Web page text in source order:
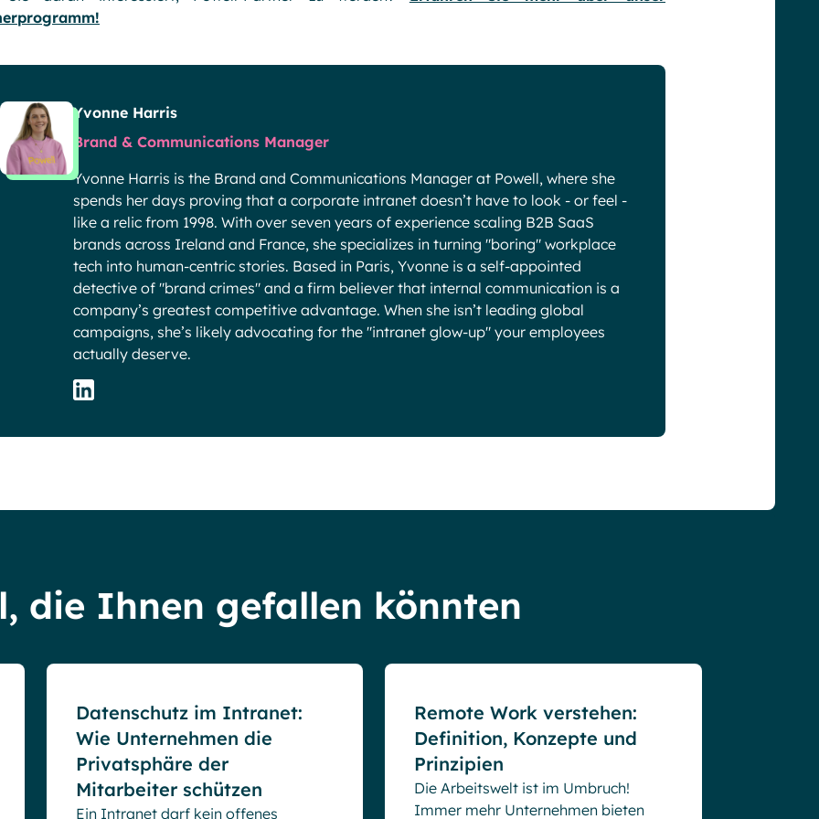
Yvonne Harris
Brand & Communications Manager
Yvonne Harris is the Brand and Communications Manager at Powell, where she
spends her days proving that a corporate intranet doesn’t have to look - or feel -
like a relic from 1998. With over seven years of experience scaling B2B SaaS
brands across Ireland and France, she specializes in turning "boring" workplace
tech into human-centric stories. Based in Paris, Yvonne is a self-appointed
detective of "brand crimes" and a firm believer that internal communication is a
company’s greatest competitive advantage. When she isn’t leading global
campaigns, she’s likely advocating for the "intranet glow-up" your employees
actually deserve.
die Ihnen gefallen könnten
Datenschutz im Intranet:
Wie Unternehmen die
Privatsphäre der
Mitarbeiter schützen
Ein Intranet darf kein offenes
Remote Work verstehen:
Definition, Konzepte und
Prinzipien
Die Arbeitswelt ist im Umbruch!
Immer mehr Unternehmen bieten